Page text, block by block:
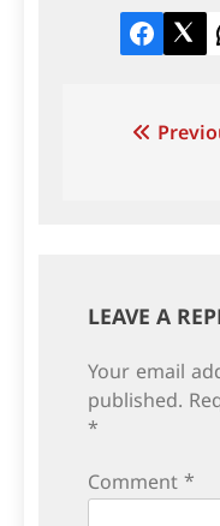
Post
LEAVE A
Your email
published.
*
Comment *